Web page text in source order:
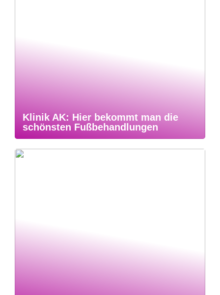
Klinik AK: Hier bekommt man die
schönsten Fußbehandlungen